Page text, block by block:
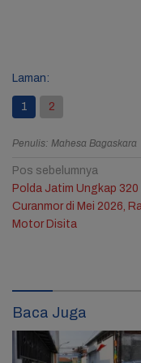
Laman:
1 2
Penulis: Mahesa Bagaskara
Navigasi
pos
Pos sebelumnya
Polda Jatim Ungkap 320
Curanmor di Mei 2026,
Motor Disita
Baca Juga